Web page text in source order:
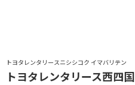
トヨタレンタリースニシシコク イマバリテン
トヨタレンタリース西四